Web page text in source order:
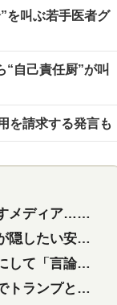
を叫ぶ若手医者グ
“自己責任厨”が叫
を請求する発言も
に発言自粛を要求
一教会の深い関係
する自民党応援団
や夫婦別姓を攻撃